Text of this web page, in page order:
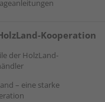
Kooperation
der HolzLand-
– eine starke